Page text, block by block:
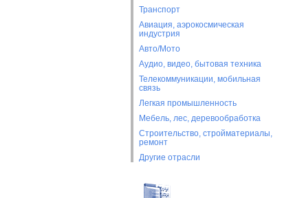
Транспорт
Авиация, аэрокосмическая
индустрия
Авто/Мото
Аудио, видео, бытовая техника
Телекоммуникации, мобильная
связь
Легкая промышленность
Мебель, лес, деревообработка
Строительство, стройматериалы,
ремонт
Другие отрасли